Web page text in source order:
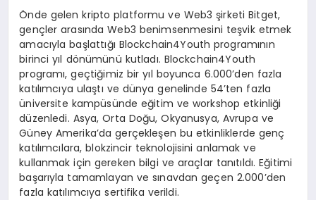
Önde gelen kripto platformu ve Web3 şirketi Bitget,
gençler arasında Web3 benimsenmesini teşvik etmek
amacıyla başlattığı Blockchain4Youth programının
birinci yıl dönümünü kutladı. Blockchain4Youth
programı, geçtiğimiz bir yıl boyunca 6.000’den fazla
katılımcıya ulaştı ve dünya genelinde 54’ten fazla
üniversite kampüsünde eğitim ve workshop etkinliği
düzenledi. Asya, Orta Doğu, Okyanusya, Avrupa ve
Güney Amerika’da gerçekleşen bu etkinliklerde genç
katılımcılara, blokzincir teknolojisini anlamak ve
kullanmak için gereken bilgi ve araçlar tanıtıldı. Eğitimi
başarıyla tamamlayan ve sınavdan geçen 2.000’den
fazla katılımcıya sertifika verildi.